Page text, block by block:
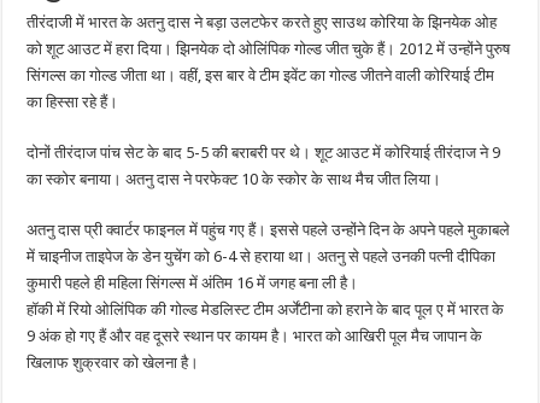
तीरंदाजी में भारत के अतनु दास ने बड़ा उलटफेर करते हुए साउथ कोरिया के झिनयेक ओह
को शूट आउट में हरा दिया। झिनयेक दो ओलिंपिक गोल्ड जीत चुके हैं। 2012 में उन्होंने पुरुष
सिंगल्स का गोल्ड जीता था। वहीं, इस बार वे टीम इवेंट का गोल्ड जीतने वाली कोरियाई टीम
का हिस्सा रहे हैं।
दोनों तीरंदाज पांच सेट के बाद 5-5 की बराबरी पर थे। शूट आउट में कोरियाई तीरंदाज ने 9
का स्कोर बनाया। अतनु दास ने परफेक्ट 10 के स्कोर के साथ मैच जीत लिया।
अतनु दास प्री क्वार्टर फाइनल में पहुंच गए हैं। इससे पहले उन्होंने दिन के अपने पहले मुकाबले
में चाइनीज ताइपेज के डेन युचेंग को 6-4 से हराया था। अतनु से पहले उनकी पत्नी दीपिका
कुमारी पहले ही महिला सिंगल्स में अंतिम 16 में जगह बना ली है।
हॉकी में रियो ओलिंपिक की गोल्ड मेडलिस्ट टीम अर्जेंटीना को हराने के बाद पूल ए में भारत के
9 अंक हो गए हैं और वह दूसरे स्थान पर कायम है। भारत को आखिरी पूल मैच जापान के
खिलाफ शुक्रवार को खेलना है।